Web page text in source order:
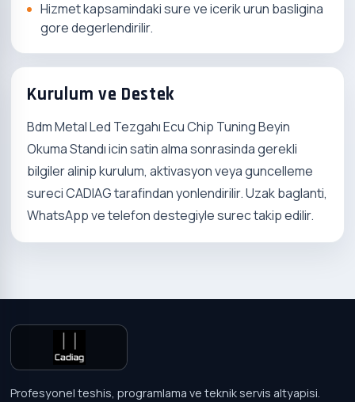
Hizmet kapsamindaki sure ve icerik urun basligina
gore degerlendirilir.
Kurulum ve Destek
Bdm Metal Led Tezgahı Ecu Chip Tuning Beyin
Okuma Standı icin satin alma sonrasinda gerekli
bilgiler alinip kurulum, aktivasyon veya guncelleme
sureci CADIAG tarafindan yonlendirilir. Uzak baglanti,
WhatsApp ve telefon destegiyle surec takip edilir.
Profesyonel teshis, programlama ve teknik servis altyapisi.